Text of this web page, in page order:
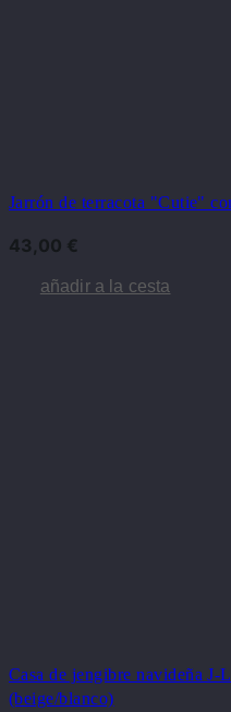
Jarrón de terracota "Cutie"
43,00 €
añadir a la cesta
Casa de jengibre navideña
(beige/blanco)